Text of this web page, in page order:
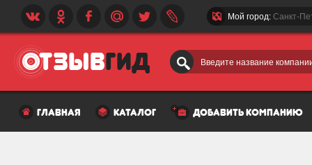
Введите название
Мой город: Санкт-
главная каталог добавить компанию